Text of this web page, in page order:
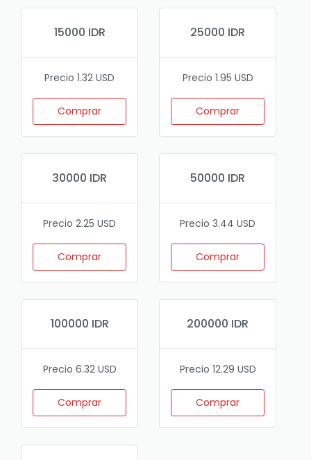
15000 IDR
Precio 1.32 USD
Comprar
25000 IDR
Precio 1.95 USD
Comprar
30000 IDR
Precio 2.25 USD
Comprar
50000 IDR
Precio 3.44 USD
Comprar
100000 IDR
Precio 6.32 USD
Comprar
200000 IDR
Precio 12.29 USD
Comprar